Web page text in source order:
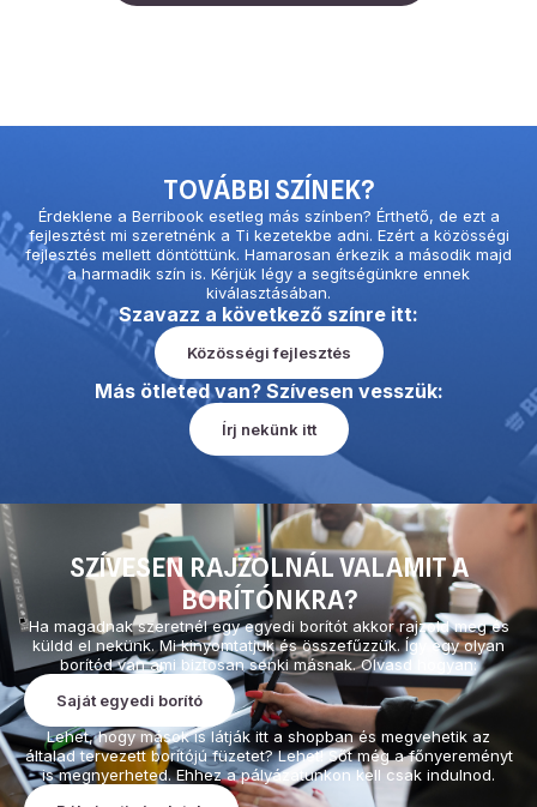
TOVÁBBI SZÍNEK?
Érdeklene a Berribook esetleg más színben? Érthető, de ezt a
fejlesztést mi szeretnénk a Ti kezetekbe adni. Ezért a közösségi
fejlesztés mellett döntöttünk. Hamarosan érkezik a második majd
a harmadik szín is. Kérjük légy a segítségünkre ennek
kiválasztásában.
Szavazz a következő színre itt:
Közösségi fejlesztés
Más ötleted van? Szívesen vesszük:
Írj nekünk itt
SZÍVESEN RAJZOLNÁL VALAMIT A
BORÍTÓNKRA?
Ha magadnak szeretnél egy egyedi borítót akkor rajzold meg és
küldd el nekünk. Mi kinyomtatjuk és összefűzzük. Így egy olyan
borítód van ami biztosan senki másnak. Olvasd hogyan:
Saját egyedi borító
Lehet, hogy mások is látják itt a shopban és megvehetik az
általad tervezett borítójú füzetet? Lehet! Sőt még a főnyereményt
is megnyerheted. Ehhez a pályázatunkon kell csak indulnod.